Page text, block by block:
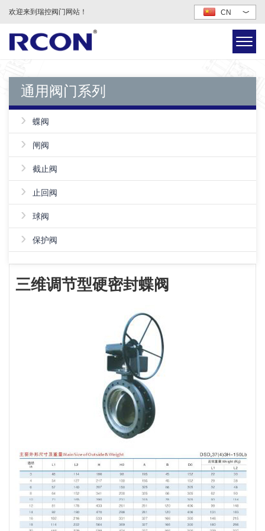
欢迎来到瑞控阀门网站！ CN ﹀
通用阀门系列
› 蝶阀
› 闸阀
› 截止阀
› 止回阀
› 球阀
› 保护阀
三维调节型硬密封蝶阀